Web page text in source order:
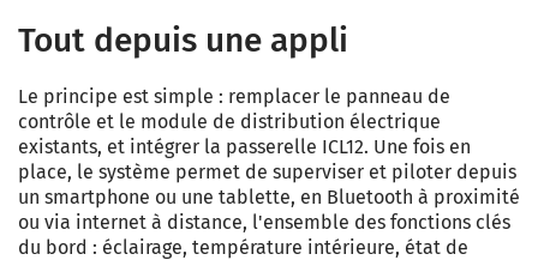
Tout depuis une appli
Le principe est simple : remplacer le panneau de
contrôle et le module de distribution électrique
existants, et intégrer la passerelle ICL12. Une fois en
place, le système permet de superviser et piloter depuis
un smartphone ou une tablette, en Bluetooth à proximité
ou via internet à distance, l'ensemble des fonctions clés
du bord : éclairage, température intérieure, état de